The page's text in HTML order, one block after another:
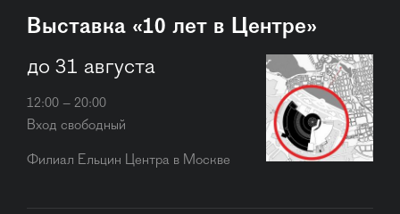
Выставка «10 лет в Центре»
до 31 августа
12:00 – 20:00
Вход свободный
Филиал Ельцин Центра в Москве